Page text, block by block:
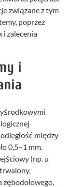
związane z tym
poprzez
i zalecenia
i
między
0,5–1 mm.
(np. u